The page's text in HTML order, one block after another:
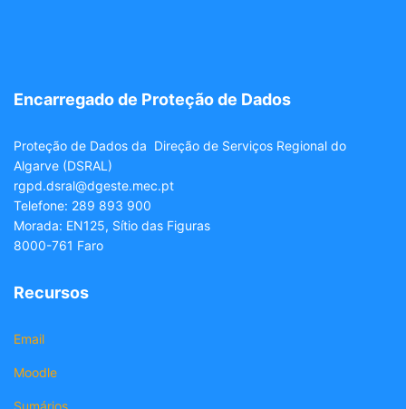
Encarregado de Proteção de Dados
Proteção de Dados da Direção de Serviços Regional do
Algarve (DSRAL)
rgpd.dsral@dgeste.mec.pt
Telefone: 289 893 900
Morada: EN125, Sítio das Figuras
8000-761 Faro
Recursos
Email
Moodle
Sumários